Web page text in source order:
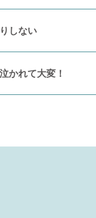
しない
かれて大変！